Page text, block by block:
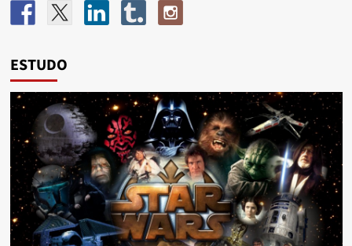
ESTUDO